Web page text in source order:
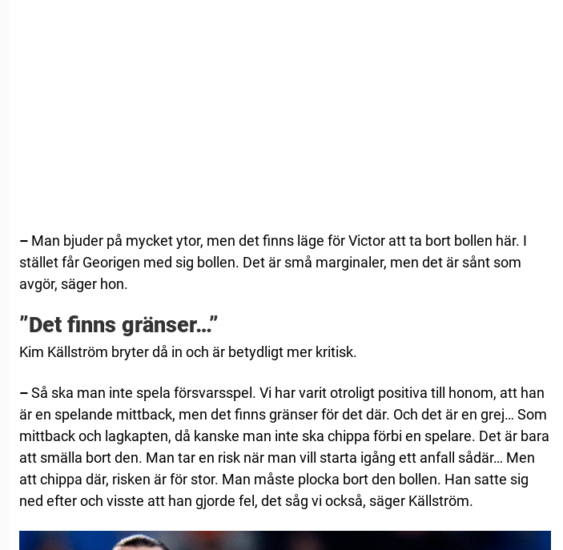
– Man bjuder på mycket ytor, men det finns läge för Victor att ta bort bollen här. I
stället får Georigen med sig bollen. Det är små marginaler, men det är sånt som
avgör, säger hon.
”Det finns gränser…”
Kim Källström bryter då in och är betydligt mer kritisk.
–Så ska man inte spela försvarsspel. Vi har varit otroligt positiva till honom, att han
är en spelande mittback, men det finns gränser för det där. Och det är en grej… Som
mittback och lagkapten, då kanske man inte ska chippa förbi en spelare. Det är bara
att smälla bort den. Man tar en risk när man vill starta igång ett anfall sådär… Men
att chippa där, risken är för stor. Man måste plocka bort den bollen. Han satte sig
ned efter och visste att han gjorde fel, det såg vi också, säger Källström.